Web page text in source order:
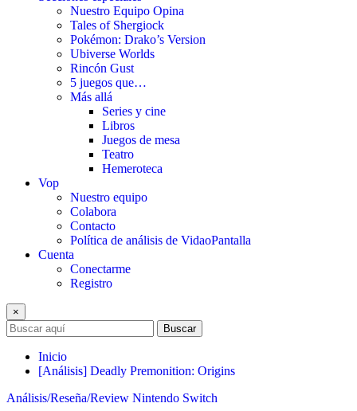
Nuestro Equipo Opina
Tales of Shergiock
Pokémon: Drako’s Version
Ubiverse Worlds
Rincón Gust
5 juegos que…
Más allá
Series y cine
Libros
Juegos de mesa
Teatro
Hemeroteca
Vop
Nuestro equipo
Colabora
Contacto
Política de análisis de VidaoPantalla
Cuenta
Conectarme
Registro
×
Buscar
Inicio
[Análisis] Deadly Premonition: Origins
Análisis/Reseña/Review Nintendo Switch